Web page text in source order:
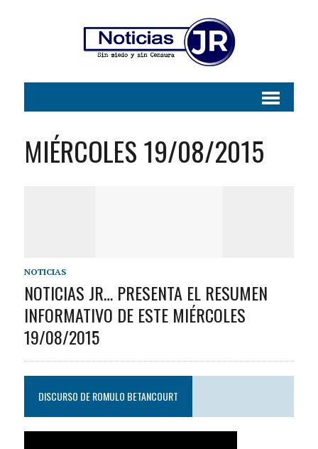
MIÉRCOLES 19/08/2015
NOTICIAS
NOTICIAS JR… PRESENTA EL RESUMEN
INFORMATIVO DE ESTE MIÉRCOLES
19/08/2015
DISCURSO DE ROMULO BETANCOURT